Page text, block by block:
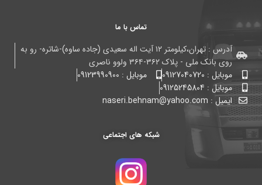
تماس با ما
آدرس : تهران،کیلومتر ۱۲ آیت اله سعیدی (جاده ساوه)-شاتره- رو به
روی بانک ملی - پلاک ۳۶۲-۳۶۴ ولوو ناصری
موبایل : 09127040720
موبایل : 09123990900
موبایل : 09125245804
ایمیل : naseri.behnam@yahoo.com
شبکه های اجتماعی